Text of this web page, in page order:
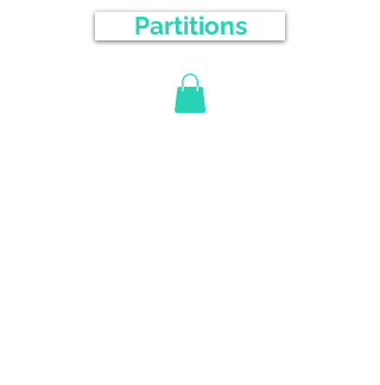
Partitions